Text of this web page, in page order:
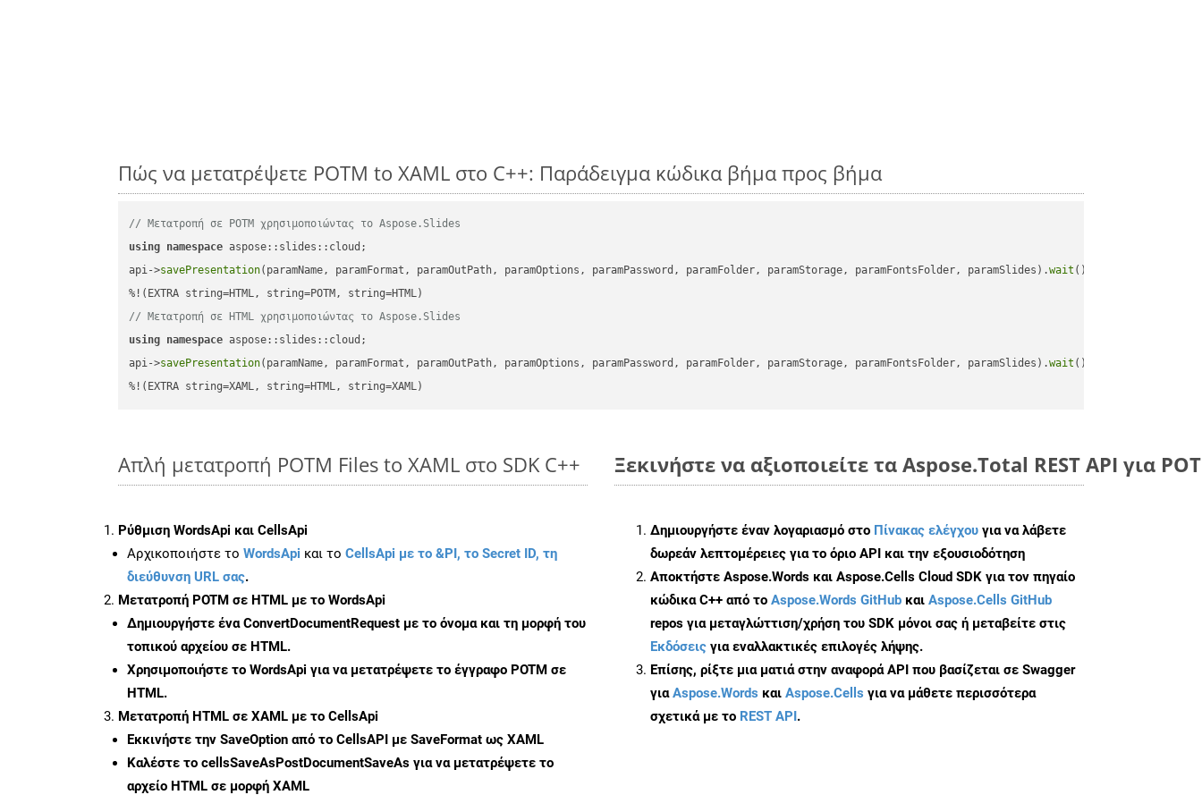
Πώς να μετατρέψετε POTM to XAML στο C++: Παράδειγμα κώδικα βήμα προς βήμα
// Μετατροπή σε POTM χρησιμοποιώντας το Aspose.Slides
using namespace aspose::slides::cloud;
api->savePresentation(paramName, paramFormat, paramOutPath, paramOptions, paramPassword, paramFolder, paramStorage, paramFontsFolder, paramSlides).wait ();
// Μετατροπή σε HTML χρησιμοποιώντας το Aspose.Slides
using namespace aspose::slides::cloud;
api->savePresentation(paramName, paramFormat, paramOutPath, paramOptions, paramPassword, paramFolder, paramStorage, paramFontsFolder, paramSlides).wait ();
%!(EXTRA string=XAML, string=HTML, string=XAML)
Απλή μετατροπή POTM Files to XAML στο SDK C++
Ρύθμιση WordsApi και CellsApi
Αρχικοποιήστε το WordsApi και το CellsApi με το &PI, το Secret ID, τη
διεύθυνση URL σας.
Μετατροπή POTM σε HTML με το WordsApi
Δημιουργήστε έναConvertDocumentRequest με το όνομα και τη μορφή του
τοπικού αρχείου σε HTML.
Χρησιμοποιήστε το WordsApi για να μετατρέψετε το έγγραφο POTM σε
HTML.
Μετατροπή HTML σε XAML με το CellsApi
Εκκινήστε την SaveOption από το CellsAPI με SaveFormat ως XAML
Καλέστε το cellsSaveAsPostDocumentSaveAs για να μετατρέψετε το
αρχείο HTML σε μορφή XAML
Ξεκινήστε να αξιοποιείτε τα Aspose.Total REST API για
Δημιουργήστε έναν λογαριασμό στο Πίνακας ελέγχου για να λάβετε
δωρεάν λεπτομέρειες για το όριο API και την εξουσιοδότηση
Αποκτήστε Aspose.Words και Aspose.Cells Cloud SDK για τον πηγαίο
κώδικα C++ από το Aspose.Words GitHub και Aspose.Cells GitHub
repos για μεταγλώττιση/χρήση του SDK μόνοι σας ή μεταβείτε στις
Εκδόσεις για εναλλακτικές επιλογές λήψης.
Επίσης, ρίξτε μια ματιά στην αναφορά API που βασίζεται σε Swagger
γιαAspose.Words και Aspose.Cells για να μάθετε περισσότερα
σχετικά με το REST API.